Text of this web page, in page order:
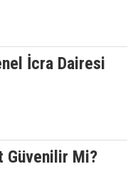
İcra Dairesi
Güvenilir Mi?